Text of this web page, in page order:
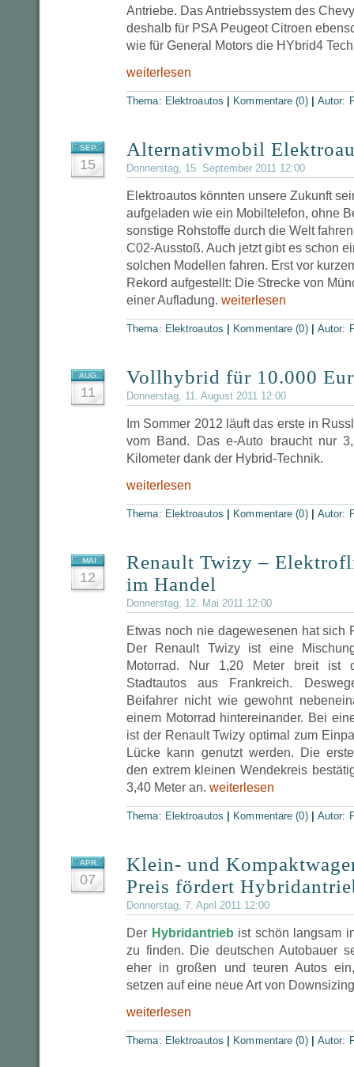
Antriebe. Das Antriebssystem des
deshalb für PSA Peugeot Citroen
wie für General Motors die HYbrid4
weiterlesen
Thema: Elektroautos Kommentare (0)| Autor:
SEP.
15
Alternativmobil
Donnerstag, 15. September 2011 12:00
Elektroautos könnten unsere Zukunft
aufgeladen wie ein Mobiltelefon, ohne
sonstige Rohstoffe durch die Welt
C02-Ausstoß. Auch jetzt gibt es schon
solchen Modellen fahren. Erst vor
Rekord aufgestellt: Die Strecke von
einer Aufladung. weiterlesen
Thema: Elektroautos Kommentare (0)| Autor:
AUG.
11
Vollhybrid für 10.000
Donnerstag, 11. August 2011 12:00
Im Sommer 2012 läuft das erste in
vom Band. Das e-Auto braucht nur
Kilometer dank der Hybrid-Technik.
weiterlesen
Thema: Elektroautos Kommentare (0)| Autor:
MAI
12
Renault Twizy –
im Handel
Donnerstag, 12. Mai 2011 12:00
Etwas noch nie dagewesenen hat sich
Der Renault Twizy ist eine
Motorrad. Nur 1,20 Meter breit ist
Stadtautos aus Frankreich.
Beifahrer nicht wie gewohnt
einem Motorrad hintereinander. Bei
ist der Renault Twizy optimal zum
Lücke kann genutzt werden. Die
den extrem kleinen Wendekreis
3,40 Meter an. weiterlesen
Thema: Elektroautos Kommentare (0)| Autor:
APR.
07
Klein- und
Preis fördert
Donnerstag, 7. April 2011 12:00
Der Hybridantrieb ist schön langsam
zu finden. Die deutschen Autobauer
eher in großen und teuren Autos
setzen auf eine neue Art von
weiterlesen
Thema: Elektroautos Kommentare (0)| Autor: